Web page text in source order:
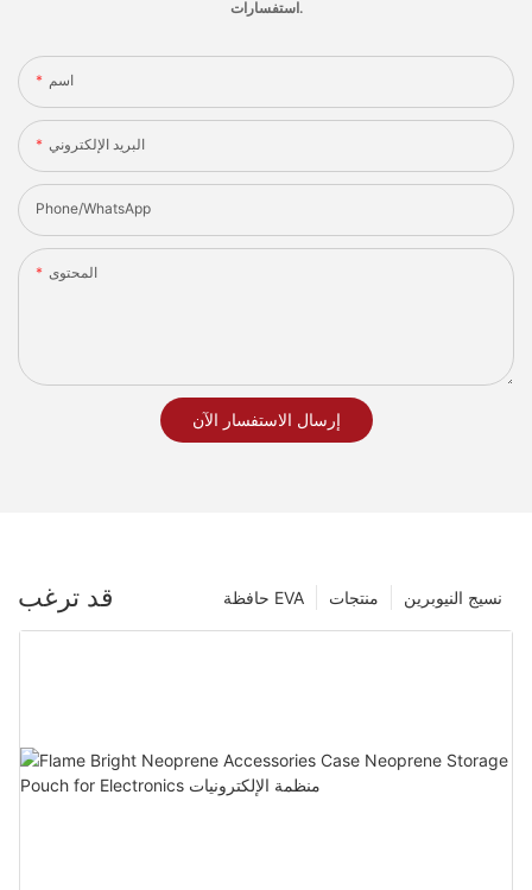
استفسارات.
اسم
البريد الإلكتروني
Phone/whatsApp
المحتوى
إرسال الاستفسار الآن
قد ترغب نسيج النيوبرين منتجات حافظة EVA